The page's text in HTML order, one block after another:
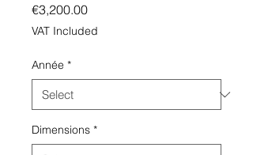
€3,200.00Price
VAT Included
Année *
Dimensions *